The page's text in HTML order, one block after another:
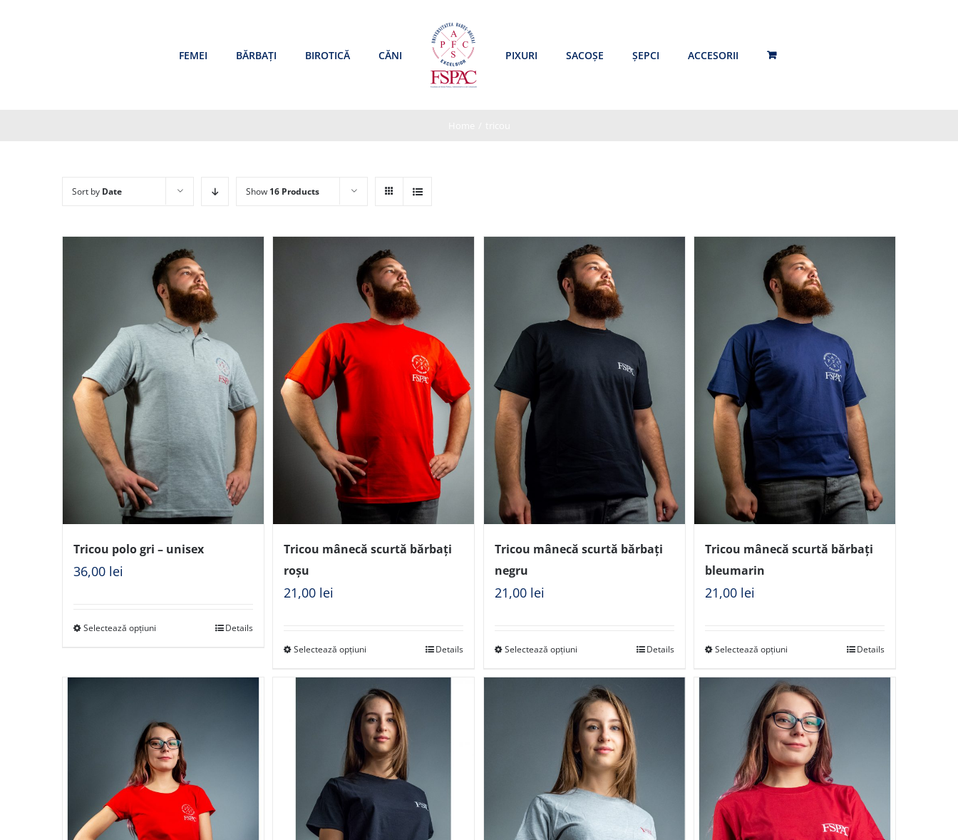
FEMEI BĂRBAȚI BIROTICĂ CĂNI PIXURI SACOȘE ȘEPCI ACCESORII
Sort by Date Show 16 Products
Tricou polo gri – unisex
36,00 lei
Selectează opțiuni Details
Tricou mânecă scurtă bărbați
roșu
21,00 lei
Selectează opțiuni Details
Tricou mânecă scurtă bărbați
negru
21,00 lei
Selectează opțiuni Details
Tricou mânecă scurtă bărbați
bleumarin
21,00 lei
Selectează opțiuni Details